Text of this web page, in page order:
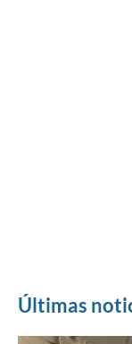
Últimas